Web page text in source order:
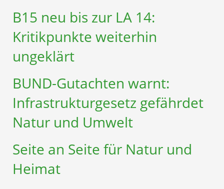
B15 neu bis zur LA 14:
Kritikpunkte weiterhin
ungeklärt
BUND-Gutachten warnt:
Infrastruktur­gesetz gefährdet
Natur und Umwelt
Seite an Seite für Natur und
Heimat